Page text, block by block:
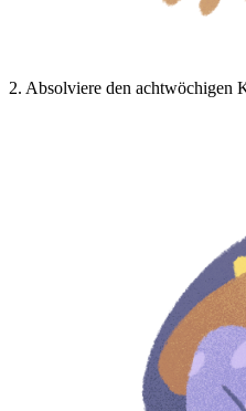
2. Absolviere den achtwöchigen